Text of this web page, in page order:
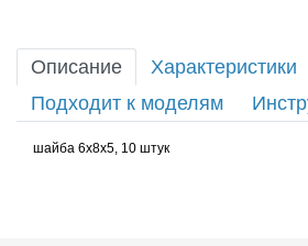
Описание
Характеристики
Подходит к моделям
шайба 6x8x5, 10 штук